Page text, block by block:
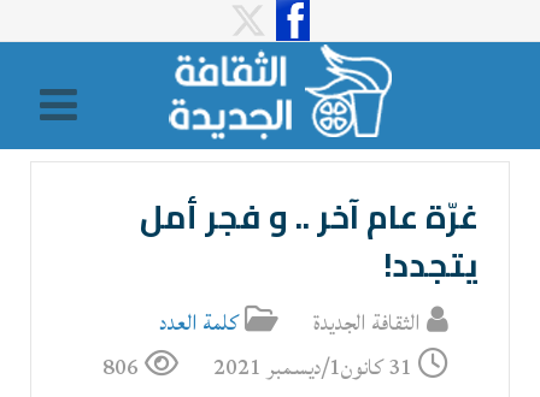
غرّة عام آخر .. و فجر أمل
يتجدد!
الثقافة الجديدة
كلمة العدد
31 كانون1/ديسمبر 2021
806